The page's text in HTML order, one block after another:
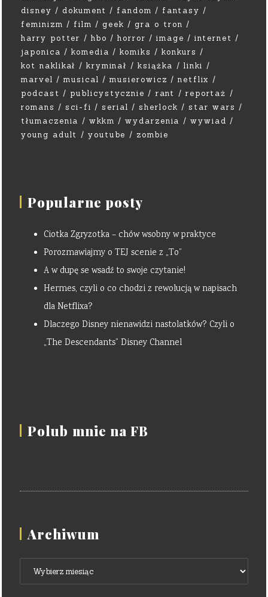
disney
dokument fandom
fantasy
feminizm
film geek
gra o tron
harry potter
hbo horror image
internet
japonica
komedia komiks
konkurs
kot naklikał
kryminał książka
linki
marvel
musical musierowicz
netflix
podcast
publicystycznie rant
reportaż
romans
sci-fi serial sherlock
star wars
tłumaczenia
wkkm wydarzenia
wywiad
young adult
youtube zombie
Popularne posty
Ciotka Zgryzotka – chów wsobny w praktyce
Porozmawiajmy o TEJ scenie z „To”
A w dupę se wsadź to swoje czytanie!
Hermes, czyli o co chodzi z rewolucją w napisach
dla Netflixa?
Dlaczego Disney nienawidzi nastolatków? Czyli o
„The Descendants” Disney Channel
Polub mnie na FB
Archiwum
Archiwum